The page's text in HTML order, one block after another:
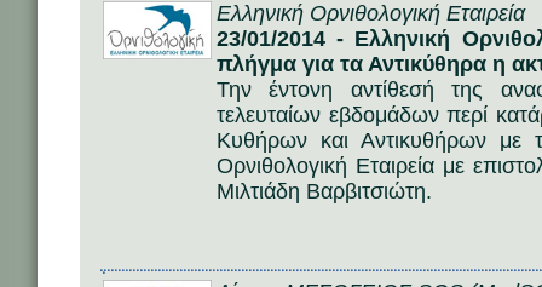
Ελληνική Ορνιθολογική Εταιρεία
23/01/2014 - Ελληνική
πλήγμα για τα Αντικύθηρα η
Την έντονη αντίθεσή της
τελευταίων εβδομάδων περί
Κυθήρων και Αντικυθήρων με
Ορνιθολογική Εταιρεία με
Μιλτιάδη Βαρβιτσιώτη.